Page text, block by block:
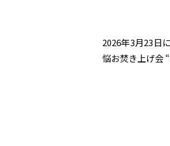
2026年3月23日
悩お焚き上げ会